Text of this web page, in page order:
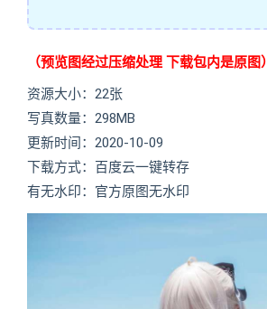
（预览图经过压缩处理 下载包内是原图）
资源大小：22张
写真数量：298MB
更新时间：2020-10-09
下载方式：百度云一键转存
有无水印：官方原图无水印